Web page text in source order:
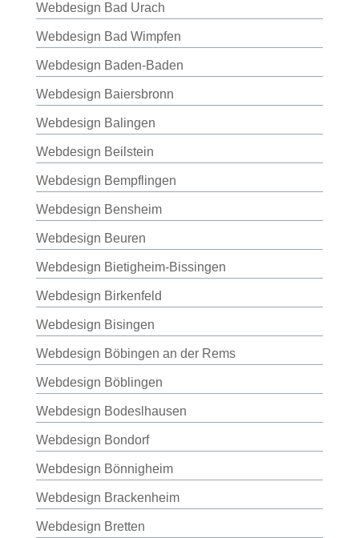
Webdesign Bad Urach
Webdesign Bad Wimpfen
Webdesign Baden-Baden
Webdesign Baiersbronn
Webdesign Balingen
Webdesign Beilstein
Webdesign Bempflingen
Webdesign Bensheim
Webdesign Beuren
Webdesign Bietigheim-Bissingen
Webdesign Birkenfeld
Webdesign Bisingen
Webdesign Böbingen an der Rems
Webdesign Böblingen
Webdesign Bodeslhausen
Webdesign Bondorf
Webdesign Bönnigheim
Webdesign Brackenheim
Webdesign Bretten